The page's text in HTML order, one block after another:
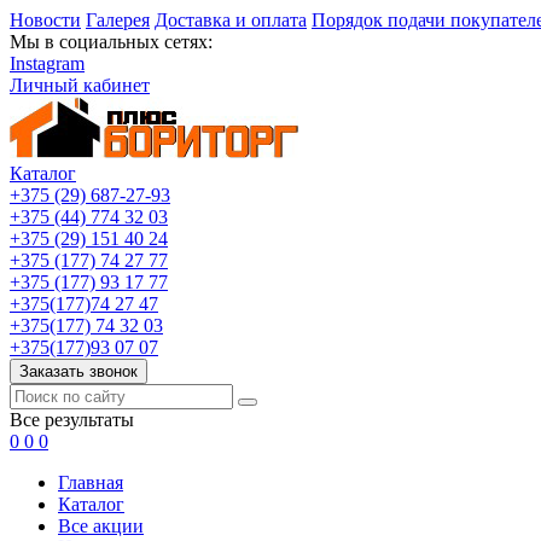
Новости Галерея Доставка и оплата Порядок подачи
Мы в социальных сетях:
Instagram
Личный кабинет
Каталог
+375 (29) 687-27-93
+375 (44) 774 32 03
+375 (29) 151 40 24
+375 (177) 74 27 77
+375 (177) 93 17 77
+375(177)74 27 47
+375(177) 74 32 03
+375(177)93 07 07
Заказать звонок
Все результаты
0 0 0
Главная
Каталог
Все акции